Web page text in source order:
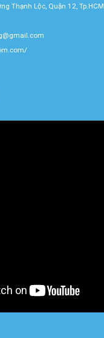
Thạnh Lộc, Quận 12, Tp.HCM